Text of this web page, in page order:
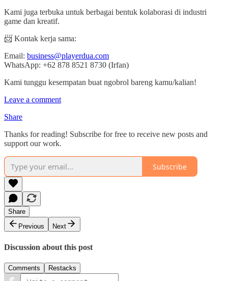
Kami juga terbuka untuk berbagai bentuk kolaborasi di industri
game dan kreatif.
📨 Kontak kerja sama:
Email: business@playerdua.com
WhatsApp: +62 878 8521 8730 (Irfan)
Kami tunggu kesempatan buat ngobrol bareng kamu/kalian!
Leave a comment
Share
Thanks for reading! Subscribe for free to receive new posts and
support our work.
Subscribe
Share
Previous
Next
Discussion about this post
Comments Restacks